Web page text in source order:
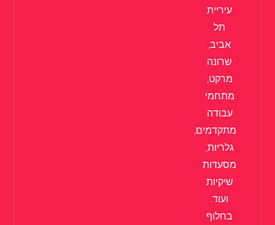
עיריית
תל
אביב,
שרונה
מרקט,
מתחמי
עבודה
מתקדמים,
גלריות,
מסעדות
שיקיות
ועוד.
בחלוף